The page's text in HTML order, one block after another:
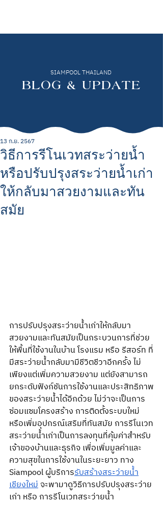
SIAMPOOL THAILAND
BLOG & UPDATE
วิธีการรีโนเวทสระว่ายน้ำ
หรือปรับปรุงสระว่ายน้ำเก่า
ให้กลับมาสวยงามและทัน
สมัย
13 ก.ย. 2567
การปรับปรุงสระว่ายน้ำเก่าให้กลับมา
สวยงามและทันสมัยเป็นกระบวนการที่ช่วย
ให้พื้นที่ใช้งานในบ้าน โรงแรม หรือ รีสอร์ท ที่
มีสระว่ายน้ำกลับมามีชีวิตชีวาอีกครั้ง ไม่
เพียงแต่เพิ่มความสวยงาม แต่ยังสามารถ
ยกระดับฟังก์ชันการใช้งานและประสิทธิภาพ
ของสระว่ายน้ำได้อีกด้วย ไม่ว่าจะเป็นการ
ซ่อมแซมโครงสร้าง การติดตั้งระบบใหม่
หรือเพิ่มอุปกรณ์เสริมที่ทันสมัย การรีโนเวท
สระว่ายน้ำเก่าเป็นการลงทุนที่คุ้มค่าสำหรับ
เจ้าของบ้านและธุรกิจ เพื่อเพิ่มมูลค่าและ
ความสุขในการใช้งานในระยะยาว ทาง
Siampool ผู้บริการรับสร้างสระว่ายน้ำ
เชียงใหม่ จะพามาดูวิธีการปรับปรุงสระว่าย
เก่า หรือ การรีโนเวทสระว่ายน้ำ